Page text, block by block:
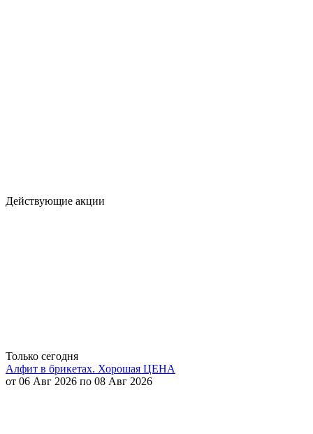
Действующие акции
Только сегодня
Алфит в брикетах. Хорошая ЦЕНА
от 06 Авг 2026 по 08 Авг 2026